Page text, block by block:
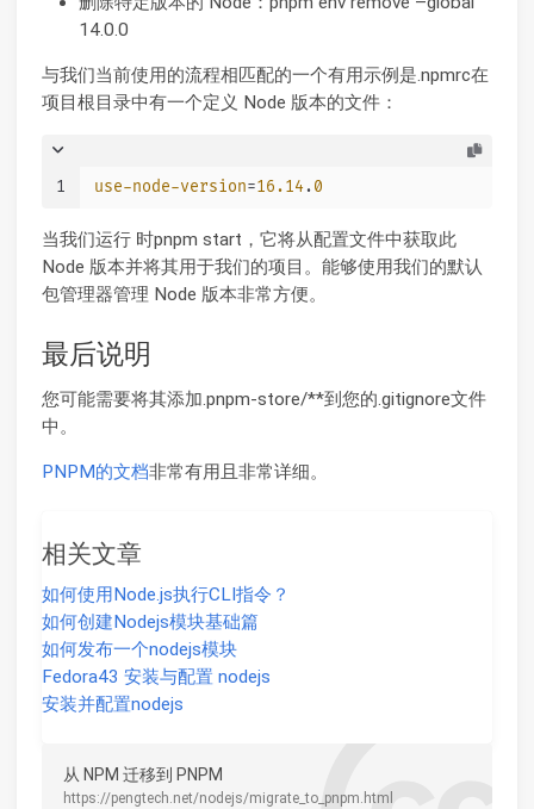
14.0.0
与我们当前使用的流程相匹配的一个有用示例是.npmrc在
项目根目录中有一个定义 Node 版本的文件：
1 use-node-version=16.14.0
当我们运行 时pnpm start，它将从配置文件中获取此
Node 版本并将其用于我们的项目。能够使用我们的默认
包管理器管理 Node 版本非常方便。
最后说明
您可能需要将其添加.pnpm-store/**到您的.gitignore文件
中。
PNPM的文档非常有用且非常详细。
相关文章
如何使用Node.js执行CLI指令？
如何创建Nodejs模块基础篇
如何发布一个nodejs模块
Fedora43 安装与配置 nodejs
安装并配置nodejs
从 NPM 迁移到 PNPM
https://pengtech.net/nodejs/migrate_to_pnpm.html